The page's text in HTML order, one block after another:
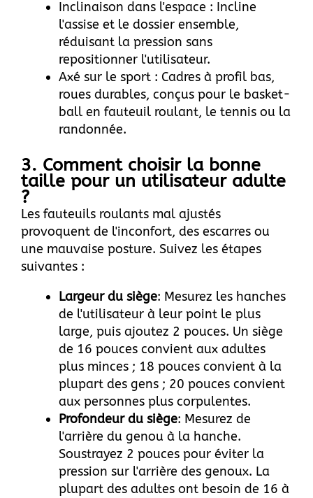
Inclinaison dans l'espace : Incline
l'assise et le dossier ensemble,
réduisant la pression sans
repositionner l'utilisateur.
Axé sur le sport : Cadres à profil bas,
roues durables, conçus pour le basket-
ball en fauteuil roulant, le tennis ou la
randonnée.
3. Comment choisir la bonne
taille pour un utilisateur adulte
?
Les fauteuils roulants mal ajustés
provoquent de l'inconfort, des escarres ou
une mauvaise posture. Suivez les étapes
suivantes :
Largeur du siège: Mesurez les hanches
de l'utilisateur à leur point le plus
large, puis ajoutez 2 pouces. Un siège
de 16 pouces convient aux adultes
plus minces ; 18 pouces convient à la
plupart des gens ; 20 pouces convient
aux personnes plus corpulentes.
Profondeur du siège: Mesurez de
l'arrière du genou à la hanche.
Soustrayez 2 pouces pour éviter la
pression sur l'arrière des genoux. La
plupart des adultes ont besoin de 16 à